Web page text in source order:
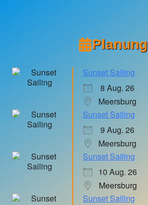
Planung
Sunset Sailing
8 Aug. 26
Meersburg
Sunset Sailing
9 Aug. 26
Meersburg
Sunset Sailing
10 Aug. 26
Meersburg
Sunset Sailing